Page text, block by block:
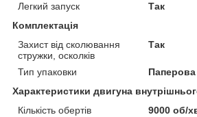
Легкий запуск
Так
Комплектація
Захист від сколювання
стружки, осколків
Так
Тип упаковки
Характеристики двигуна
Кількість обертів
9000 об/